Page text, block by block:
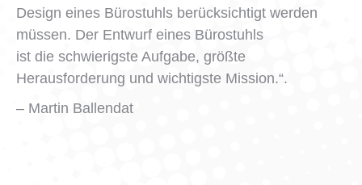
Design eines Bürostuhls berücksichtigt werden
müssen. Der Entwurf eines Bürostuhls
ist die schwierigste Aufgabe, größte
Herausforderung und wichtigste Mission.“.
– Martin Ballendat